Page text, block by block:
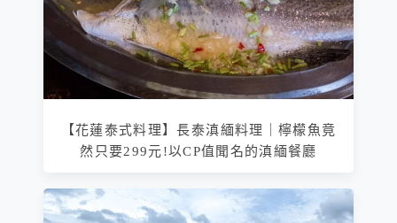
【花蓮泰式料理】長泰滇緬料理｜檸檬魚竟
然只要299元!以CP值聞名的滇緬餐廳